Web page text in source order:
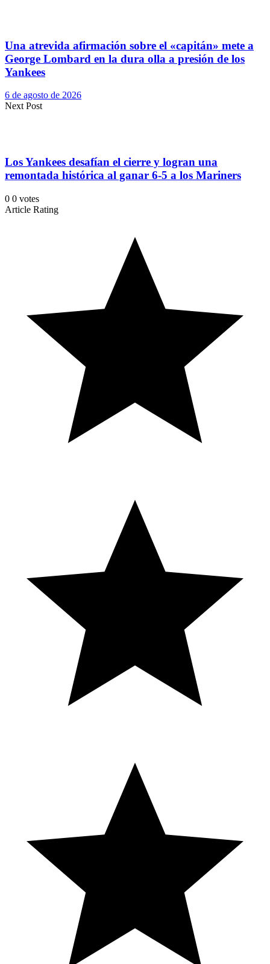
Una atrevida afirmación sobre el «capitán» mete a
George Lombard en la dura olla a presión de los
Yankees
6 de agosto de 2026
Next Post
Los Yankees desafían el cierre y logran una
remontada histórica al ganar 6-5 a los Mariners
0 0 votes
Article Rating